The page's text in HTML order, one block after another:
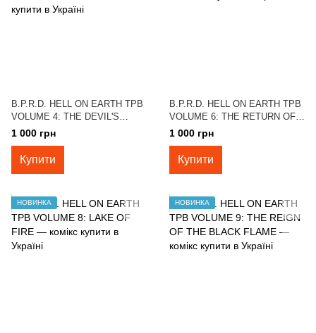
B.P.R.D. HELL ON EARTH TPB
VOLUME 4: THE DEVIL'S
ENGINE & THE LONG DEATH
1 000 грн
Купити
B.P.R.D. HELL ON EARTH TPB
VOLUME 6: THE RETURN OF
THE MASTER
1 000 грн
Купити
НОВИНКА НОВИНКА